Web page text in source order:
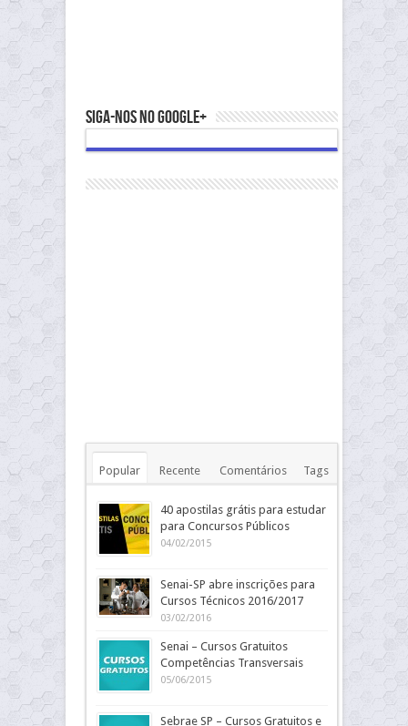
Siga-nos no Google+
Popular Recente Comentários Tags
40 apostilas grátis para estudar
para Concursos Públicos
04/02/2015
Senai-SP abre inscrições para
Cursos Técnicos 2016/2017
03/02/2016
Senai – Cursos Gratuitos
Competências Transversais
05/06/2015
Sebrae SP – Cursos Gratuitos e